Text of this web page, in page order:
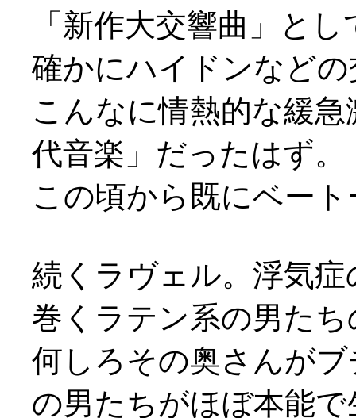
「新作大交響曲」と
確かにハイドンなど
こんなに情熱的な緩
代音楽」だったはず。
この頃から既にベー
続くラヴェル。浮気
巻くラテン系の男た
何しろその奥さんが
の男たちがほぼ本能